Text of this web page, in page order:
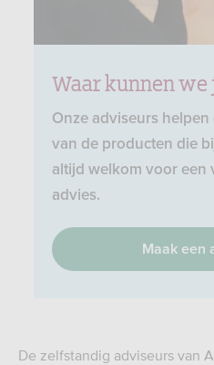
Waar kunnen we
Onze adviseurs
van de producten die
altijd welkom voor een
advies.
Maak een
De zelfstandig adviseurs van